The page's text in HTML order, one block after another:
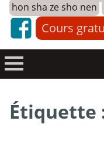
hon sha ze sho nen
Cours
Étiquette